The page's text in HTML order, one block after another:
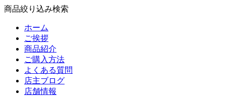
商品絞り込み検索
ホーム
ご挨拶
商品紹介
ご購入方法
よくある質問
店主ブログ
店舗情報